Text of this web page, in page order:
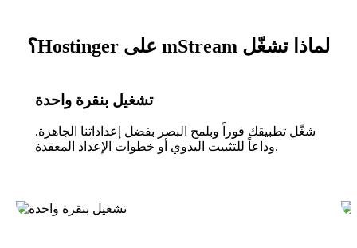
لماذا تشغّل mStream على Hostinger؟
تشغيل بنقرة واحدة
شغّل تطبيقك فوراً وبلمح البصر بفضل إعداداتنا الجاهزة.
وداعاً للتثبيت اليدوي أو خطوات الإعداد المعقدة.